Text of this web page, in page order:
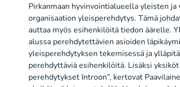
Pirkanmaan hyvinvointialueella yleisten
organisaation yleisperehdytys. Tämä
auttaa myös esihenkilöitä tiedon äärelle.
alussa perehdytettävien asioiden
yleisperehdytyksen tekemisessä ja
perehdyttäviä esihenkilöitä. Lisäksi
perehdytykset Introon”, kertovat